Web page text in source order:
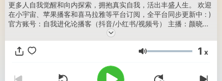
更多人自我觉醒和向内探索，拥抱真实自我，活出丰盛人生。 欢迎
在小宇宙、苹果播客和喜马拉雅等平台订阅，全平台同步更新中 : )
官方账号：自我进化论播客（抖音/小红书/视频号） 主播：颜晓静
Volume 1 x